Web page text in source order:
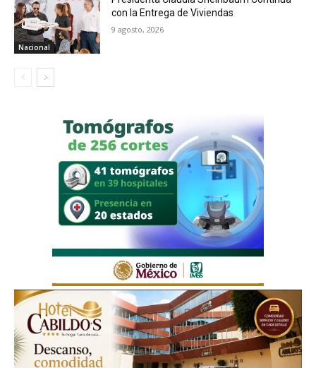
Nacional
con la Entrega de Viviendas
9 agosto, 2026